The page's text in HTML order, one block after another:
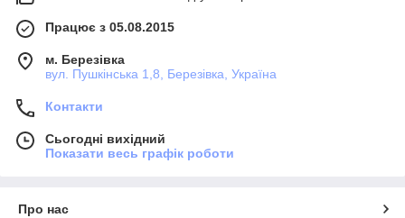
Працює з 05.08.2015
м. Березівка
вул. Пушкінська 1,8, Березівка, Україна
Контакти
Сьогодні вихідний
Показати весь графік роботи
Про нас